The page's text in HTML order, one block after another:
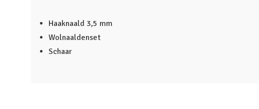
Haaknaald 3,5 mm
Wolnaaldenset
Schaar